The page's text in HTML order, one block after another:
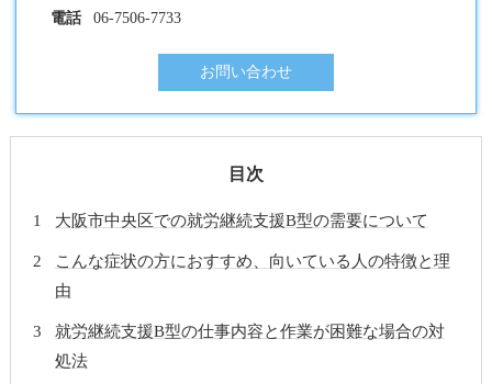
電話
06-7506-7733
お問い合わせ
目次
大阪市中央区での就労継続支援B型の需要について
こんな症状の方におすすめ、向いている人の特徴と理
由
就労継続支援B型の仕事内容と作業が困難な場合の対
処法